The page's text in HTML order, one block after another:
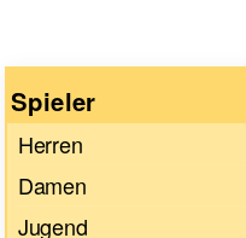
Spieler
Herren
Damen
Jugend